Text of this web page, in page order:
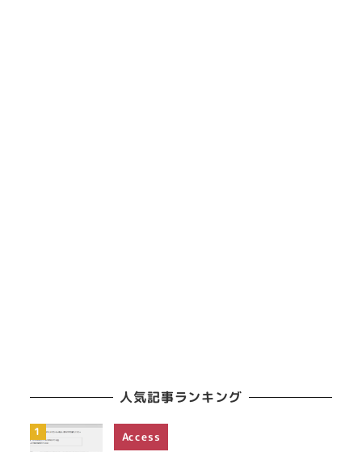
人気記事ランキング
Access